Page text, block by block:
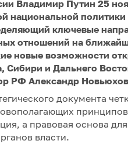
Владимир Путин 25
национальной
ключевые
отношений на
новые возможности
Сибири и Дальнего
РФ Александр
документа
а правовая основа
власти.